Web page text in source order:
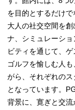
を目的とするだけ
大人の社交空間を
ナ、シミュレーシ
ビティを通じて、
ゴルフを愉しむ人
がら、それぞれの
となっています。
背景に、寛ぎと交